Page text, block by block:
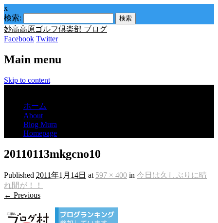
x
検索:
妙高高原ゴルフ倶楽部 ブログ
Facebook Twitter
Main menu
Skip to content
ホーム
About
Blog Mura
Homepage
20110113mkgcno10
Published 2011年1月14日 at 597 × 400 in 今日は久しぶりに晴
れ間が！！
← Previous